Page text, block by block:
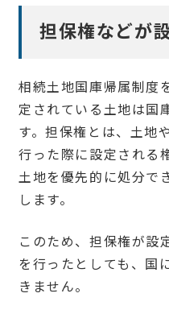
担保権などが
相続土地国庫帰属制度
定されている土地は国
す。担保権とは、土地
行った際に設定される
土地を優先的に処分で
します。
このため、担保権が設
を行ったとしても、国
きません。